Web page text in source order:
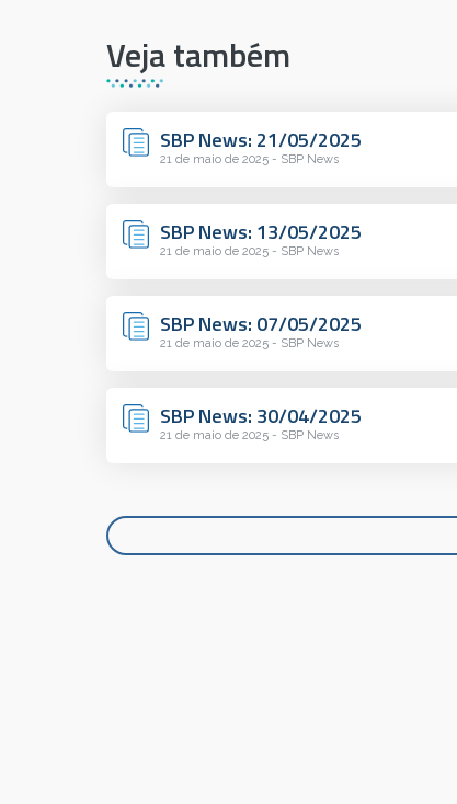
Veja também
SBP News: 21/05/2025
21 de maio de 2025 - SBP News
SBP News: 13/05/2025
21 de maio de 2025 - SBP News
SBP News: 07/05/2025
21 de maio de 2025 - SBP News
SBP News: 30/04/2025
21 de maio de 2025 - SBP News